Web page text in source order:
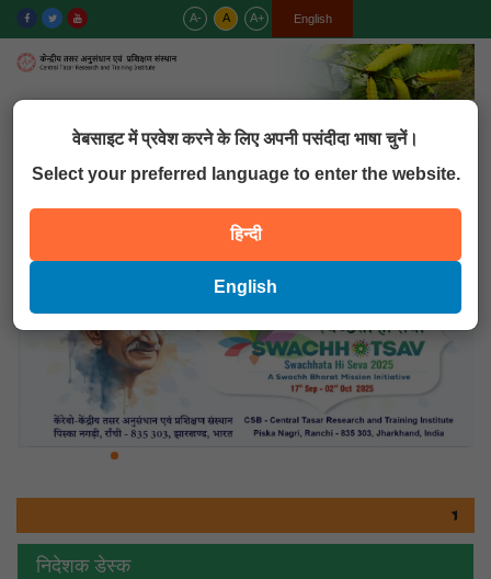
वेबसाइट में प्रवेश करने के लिए अपनी पसंदीदा भाषा चुनें।
Select your preferred language to enter the website.
हिन्दी
English
A- A A+ हिन्दी
English
MENU
निदेशक डेस्क